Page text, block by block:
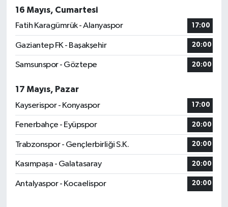
16 Mayıs, Cumartesi
Fatih Karagümrük - Alanyaspor
17:00
Gaziantep FK - Başakşehir 20:00
Samsunspor - Göztepe 20:00
17 Mayıs, Pazar
Kayserispor - Konyaspor
17:00
Fenerbahçe - Eyüpspor 20:00
Trabzonspor - Gençlerbirliği S.K. 20:00
Kasımpaşa - Galatasaray 20:00
Antalyaspor - Kocaelispor 20:00